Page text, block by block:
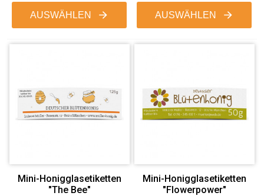
AUSWÄHLEN AUSWÄHLEN
Mini-Honigglasetiketten
"The Bee"
Mini-Honigglasetiketten
"Flowerpower"